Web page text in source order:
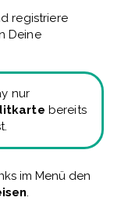
registriere
Deine
nur
bereits
im Menü den
.